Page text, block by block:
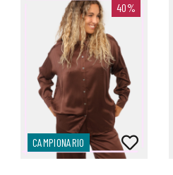
40%
CAMPIONARIO